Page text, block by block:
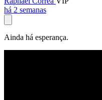
há 2 semanas
Ainda há esperança.